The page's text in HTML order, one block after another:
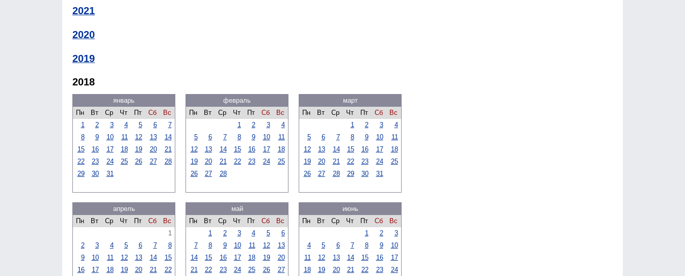
2021
2020
2019
2018
январь
Пн
Вт Ср Чт Пт Сб
Вс
1
2 3 4 5 6
7
8
9 10 11 12 13
14
15
16 17 18 19 20
21
22
23 24 25 26 27
28
29
30 31
февраль
Пн
Вт Ср Чт Пт Сб
Вс
1
2 3
4
5
6 7 8 9 10
11
12
13 14 15 16 17
18
19
20 21 22 23 24
25
26
27 28
март
Пн
Вт Ср Чт Пт Сб
Вс
1
2 3
4
5
6 7 8 9 10
11
12
13 14 15 16 17
18
19
20 21 22 23 24
25
26
27 28 29 30 31
апрель
Пн
Вт Ср Чт Пт Сб
Вс
1
2
3 4 5 6 7
8
9
10 11 12 13 14
15
16
17 18 19 20 21
22
май
Пн
Вт Ср Чт Пт Сб
Вс
1
2 3 4 5
6
7
8 9 10 11 12
13
14
15 16 17 18 19
20
21
22 23 24 25 26
27
июнь
Пн
Вт Ср Чт Пт Сб
Вс
1
2
3
4
5 6 7 8 9
10
11
12 13 14 15 16
17
18
19 20 21 22 23
24